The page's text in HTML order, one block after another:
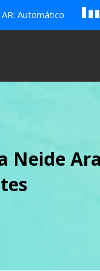
Automático B c
Neide